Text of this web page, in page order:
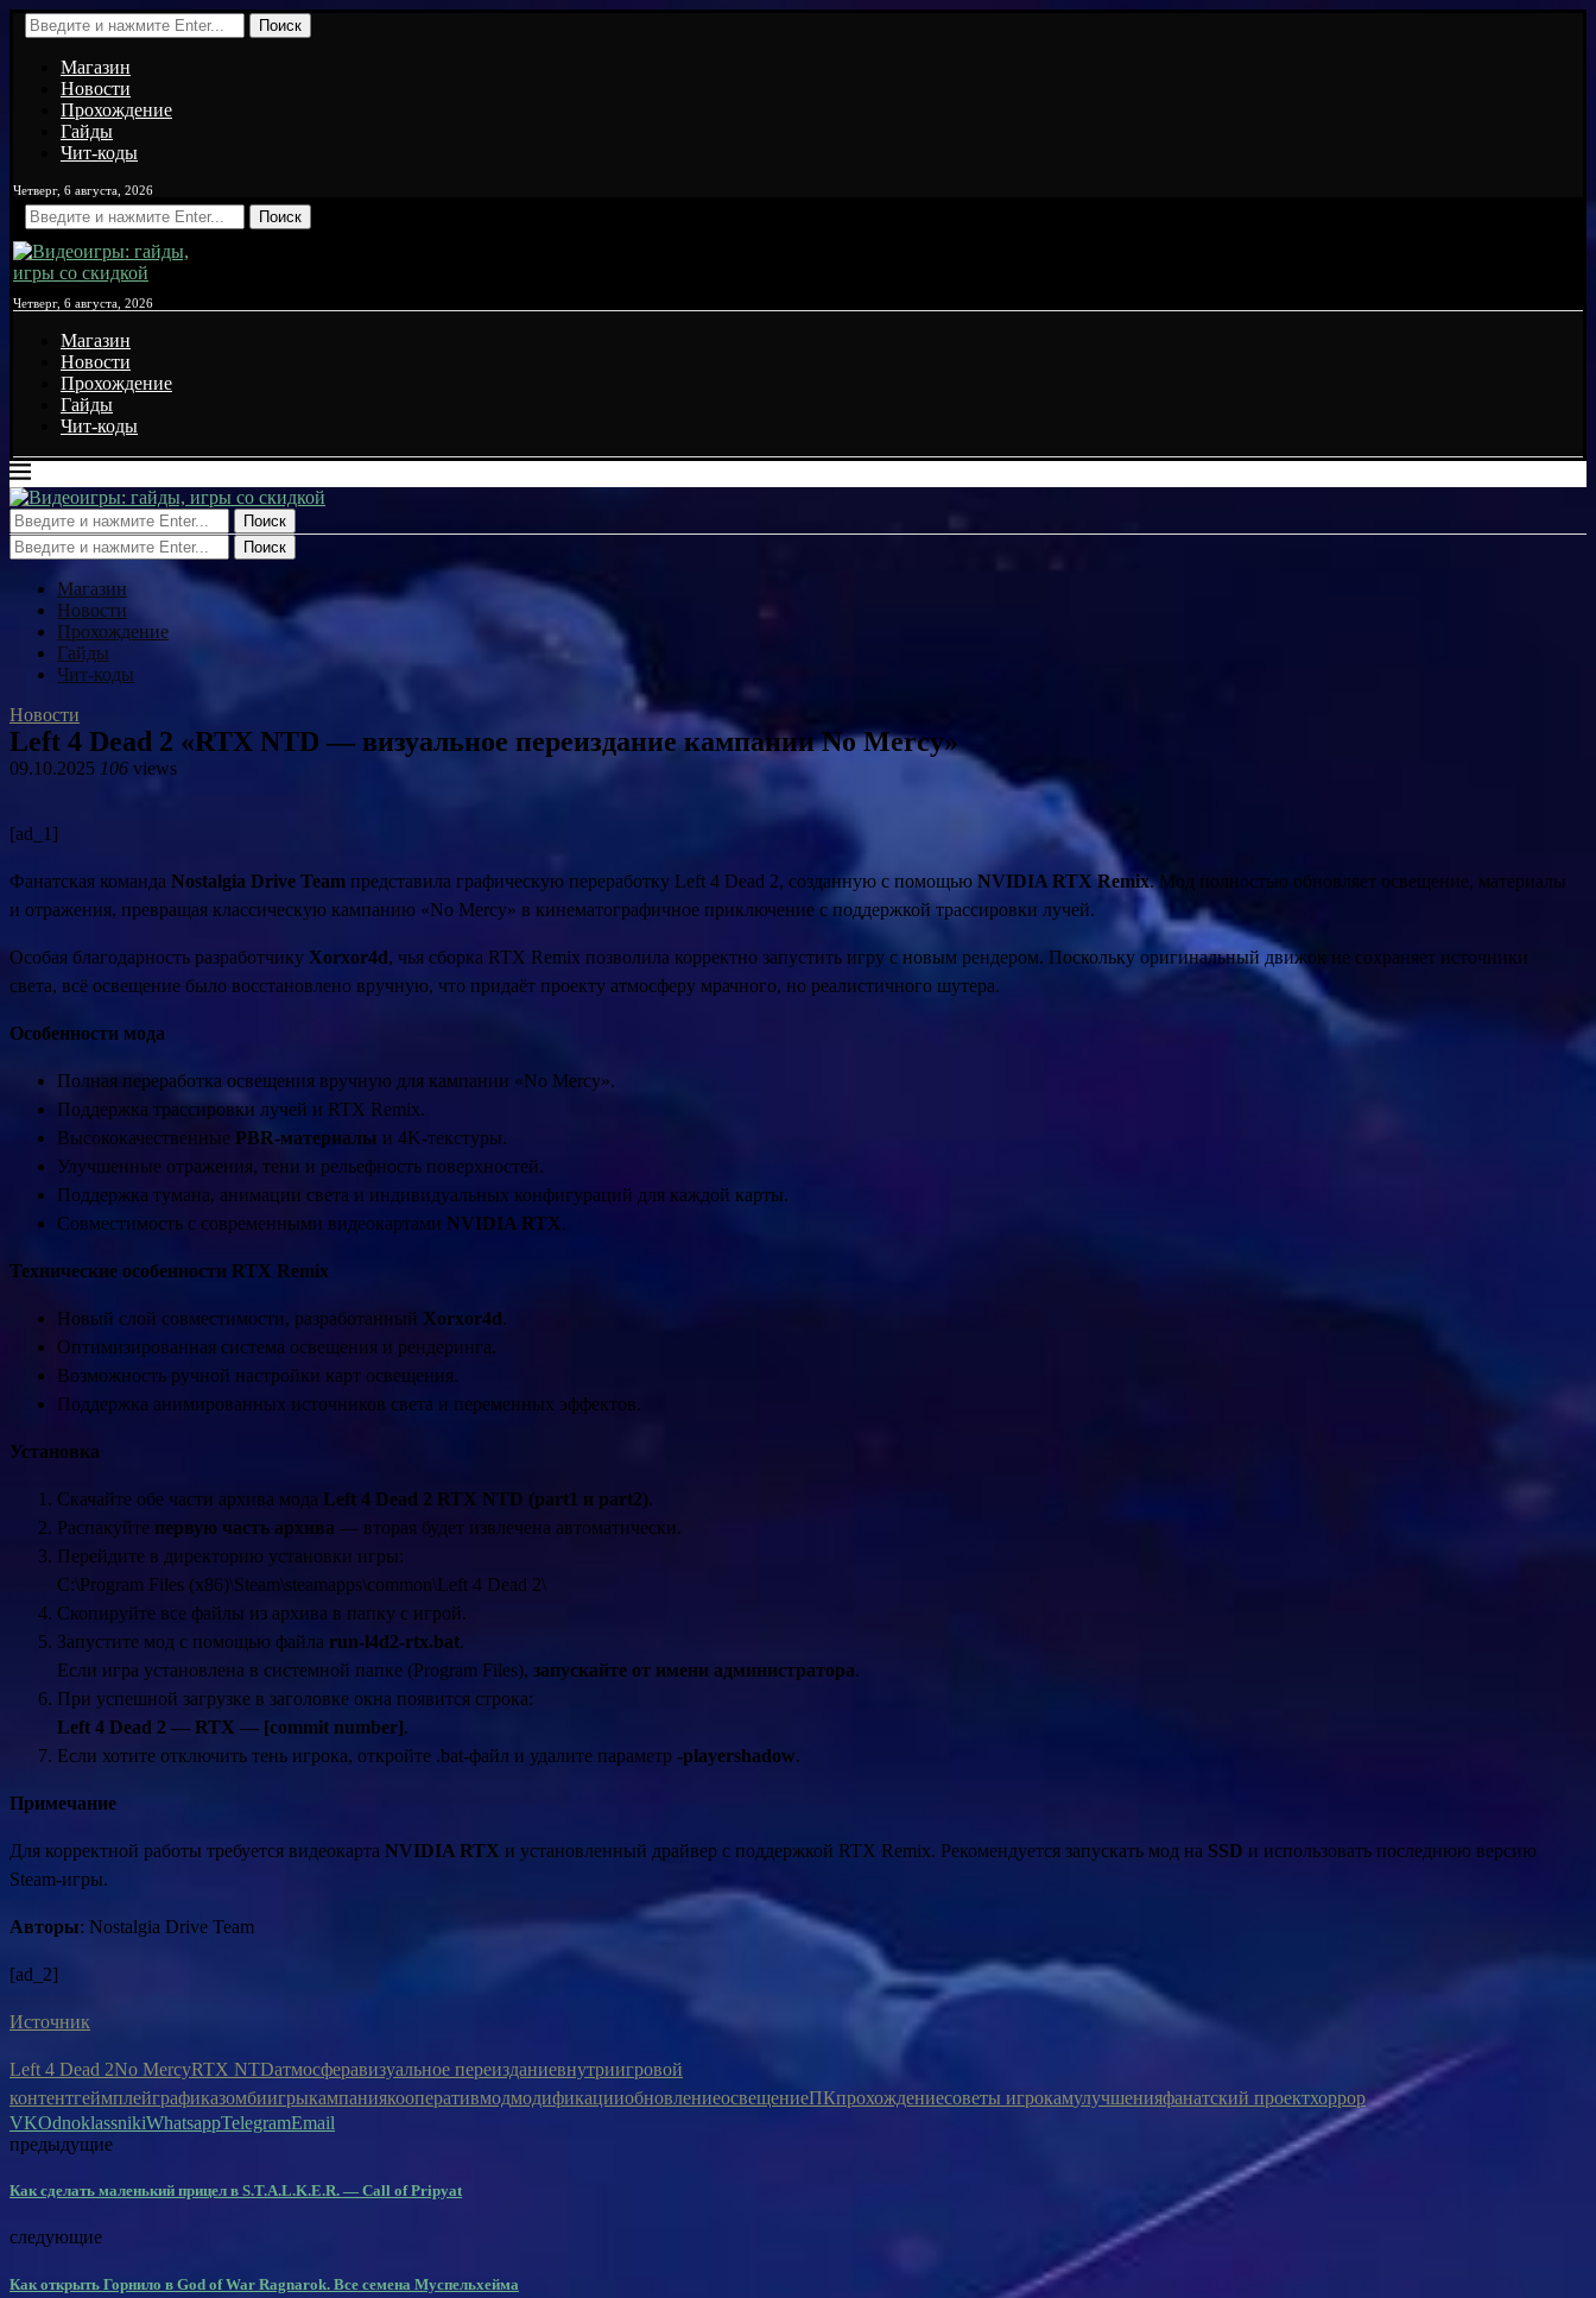
Поиск
Магазин
Новости
Прохождение
Гайды
Чит-коды
Четверг, 6 августа, 2026
Поиск
Четверг, 6 августа, 2026
Магазин
Новости
Прохождение
Гайды
Чит-коды
Поиск
Поиск
Магазин
Новости
Прохождение
Гайды
Чит-коды
Новости
Left 4 Dead 2 «RTX NTD — визуальное переиздание кампании No Mercy»
09.10.2025 106 views
[ad_1]
Фанатская команда Nostalgia Drive Team представила графическую переработку Left 4 Dead 2, созданную с помощью NVIDIA RTX Remix. Мод полностью обновляет освещение, материалы
и отражения, превращая классическую кампанию «No Mercy» в кинематографичное приключение с поддержкой трассировки лучей.
Особая благодарность разработчику Xorxor4d, чья сборка RTX Remix позволила корректно запустить игру с новым рендером. Поскольку оригинальный движок не сохраняет источники
света, всё освещение было восстановлено вручную, что придаёт проекту атмосферу мрачного, но реалистичного шутера.
Особенности мода
Полная переработка освещения вручную для кампании «No Mercy».
Поддержка трассировки лучей и RTX Remix.
Высококачественные PBR-материалы и 4K-текстуры.
Улучшенные отражения, тени и рельефность поверхностей.
Поддержка тумана, анимации света и индивидуальных конфигураций для каждой карты.
Совместимость с современными видеокартами NVIDIA RTX.
Технические особенности RTX Remix
Новый слой совместимости, разработанный Xorxor4d.
Оптимизированная система освещения и рендеринга.
Возможность ручной настройки карт освещения.
Поддержка анимированных источников света и переменных эффектов.
Установка
Скачайте обе части архива мода Left 4 Dead 2 RTX NTD (part1 и part2).
Распакуйте первую часть архива — вторая будет извлечена автоматически.
Перейдите в директорию установки игры:
C:\Program Files (x86)\Steam\steamapps\common\Left 4 Dead 2\
Скопируйте все файлы из архива в папку с игрой.
Запустите мод с помощью файла run-l4d2-rtx.bat.
Если игра установлена в системной папке (Program Files), запускайте от имени администратора.
При успешной загрузке в заголовке окна появится строка:
Left 4 Dead 2 — RTX — [commit number].
Если хотите отключить тень игрока, откройте .bat-файл и удалите параметр -playershadow.
Примечание
Для корректной работы требуется видеокарта NVIDIA RTX и установленный драйвер с поддержкой RTX Remix. Рекомендуется запускать мод на SSD и использовать последнюю версию
Steam-игры.
Авторы: Nostalgia Drive Team
[ad_2]
Источник
Left 4 Dead 2No MercyRTX NTDатмосферавизуальное переизданиевнутриигровой
контентгеймплейграфиказомбиигрыкампаниякооперативмодмодификацииобновлениеосвещениеПКпрохождениесоветы игрокамулучшенияфанатский проектхоррор
VKOdnoklassnikiWhatsappTelegramEmail
предыдущие
Как сделать маленький прицел в S.T.A.L.K.E.R. — Call of Pripyat
следующие
Как открыть Горнило в God of War Ragnarok. Все семена Муспельхейма